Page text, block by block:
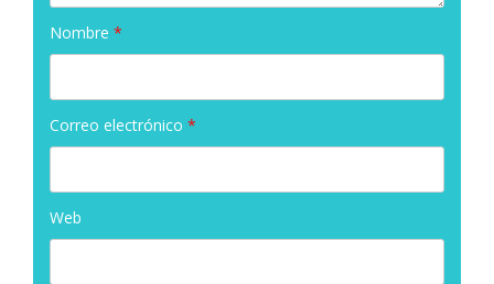
Nombre *
Correo electrónico *
Web